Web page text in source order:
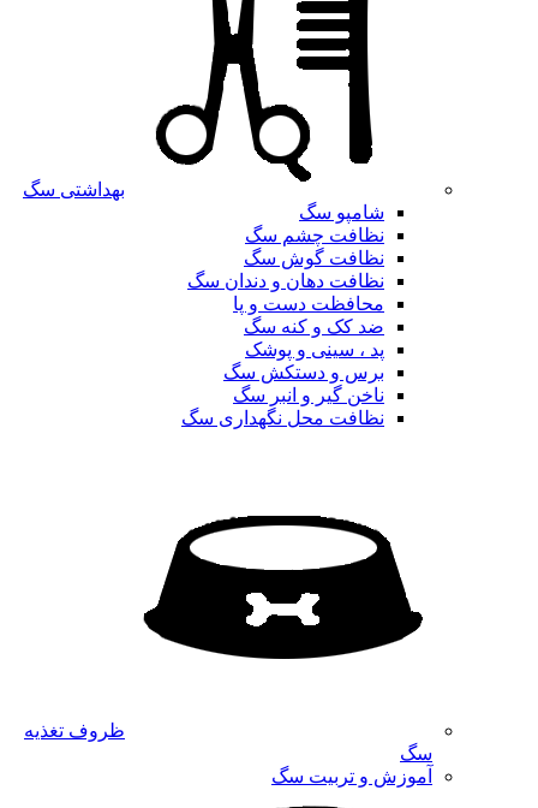
بهداشتی سگ
شامپو سگ
نظافت چشم سگ
نظافت گوش سگ
نظافت دهان و دندان سگ
محافظت دست و پا
ضد کک و کنه سگ
پد ، سینی و پوشک
برس و دستکش سگ
ناخن گیر و انبر سگ
نظافت محل نگهداری سگ
ظروف تغذیه
سگ
آموزش و تربیت سگ